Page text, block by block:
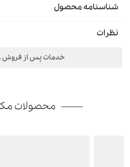
شناسنامه محصول
نظرات
خدمات پس از فروش و
محصولات